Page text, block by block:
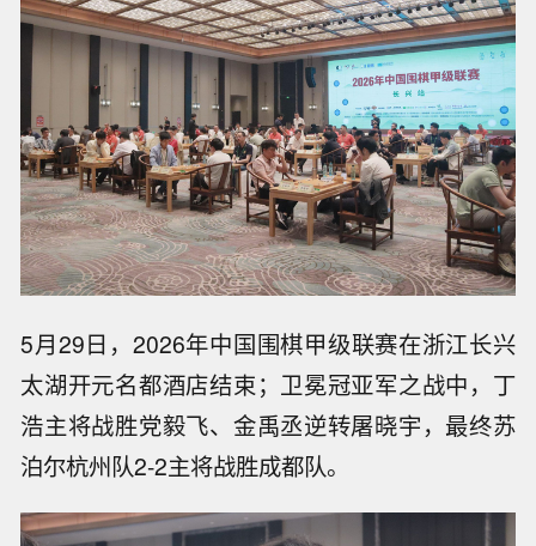
5月29日，2026年中国围棋甲级联赛在浙江长兴
太湖开元名都酒店结束；卫冕冠亚军之战中，丁
浩主将战胜党毅飞、金禹丞逆转屠晓宇，最终苏
泊尔杭州队2-2主将战胜成都队。